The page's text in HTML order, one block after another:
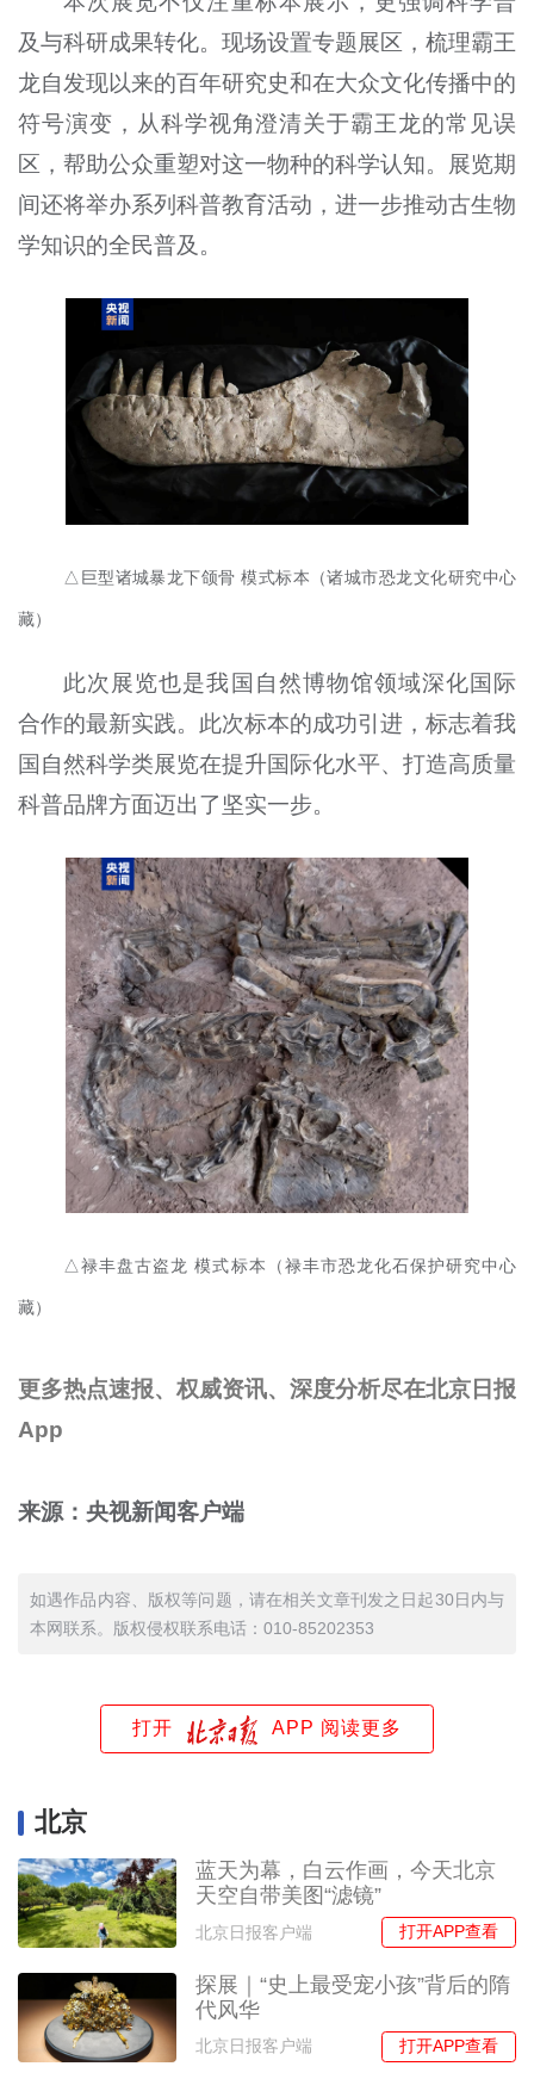
及与科研成果转化。现场设置专题展区，梳理霸王
龙自发现以来的百年研究史和在大众文化传播中的
符号演变，从科学视角澄清关于霸王龙的常见误
区，帮助公众重塑对这一物种的科学认知。展览期
间还将举办系列科普教育活动，进一步推动古生物
学知识的全民普及。
△巨型诸城暴龙下颌骨 模式标本（诸城市恐龙文化研究中心
藏）
此次展览也是我国自然博物馆领域深化国际
合作的最新实践。此次标本的成功引进，标志着我
国自然科学类展览在提升国际化水平、打造高质量
科普品牌方面迈出了坚实一步。
△禄丰盘古盗龙 模式标本（禄丰市恐龙化石保护研究中心
藏）
更多热点速报、权威资讯、深度分析尽在北京日报
App
来源：央视新闻客户端
如遇作品内容、版权等问题，请在相关文章刊发之日起30日内与
本网联系。版权侵权联系电话：010-85202353
打开 APP 阅读更多
北京
蓝天为幕，白云作画，今天北京
天空自带美图“滤镜”
北京日报客户端 打开APP查看
探展｜“史上最受宠小孩”背后的隋
代风华
北京日报客户端 打开APP查看